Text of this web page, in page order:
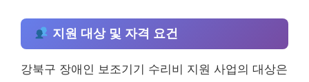
지원 대상 및 자격 요건
강북구 장애인 보조기기 수리비 지원 사업의 대상은